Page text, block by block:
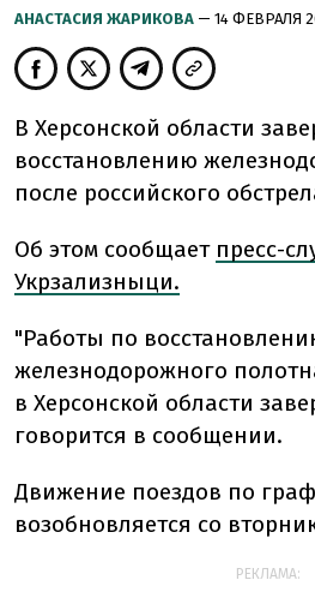
АНАСТАСИЯ ЖАРИКОВА — 14 ФЕВРАЛЯ
В Херсонской области
восстановлению
после российского
Об этом сообщает пресс-
Укрзализныци.
"Работы по
железнодорожного
в Херсонской области
говорится в сообщении.
Движение поездов по
возобновляется со
РЕКЛАМА: